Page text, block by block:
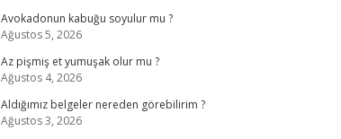
Avokadonun kabuğu soyulur mu ?
Ağustos 5, 2026
Az pişmiş et yumuşak olur mu ?
Ağustos 4, 2026
Aldığımız belgeler nereden görebilirim ?
Ağustos 3, 2026